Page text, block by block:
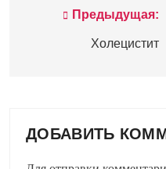
Навигация
Предыдущая:
Холецистит
ДОБАВИТЬ